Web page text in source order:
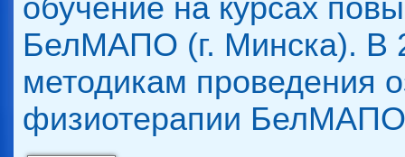
обучение на курсах
БелМАПО (г. Минска). В
методикам проведения
физиотерапии